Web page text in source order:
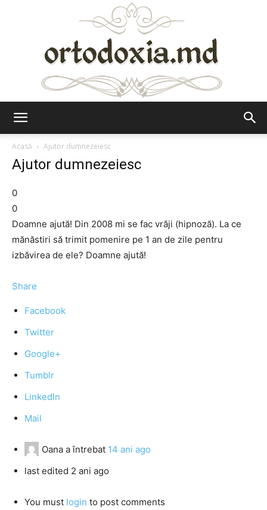
Acasă
Ajutor dumnezeiesc
Ajutor dumnezeiesc
0
0
Doamne ajută! Din 2008 mi se fac vrăji (hipnoză). La ce
mănăstiri să trimit pomenire pe 1 an de zile pentru
izbăvirea de ele? Doamne ajută!
Share
Facebook
Twitter
Google+
Tumblr
LinkedIn
Mail
Oana a întrebat 14 ani ago
last edited 2 ani ago
You must login to post comments